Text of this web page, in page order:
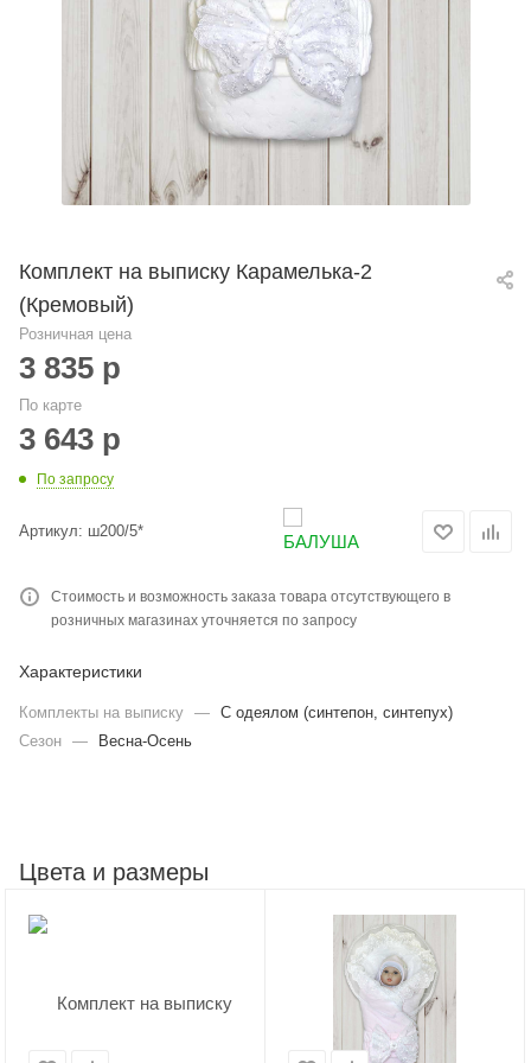
Комплект на выписку Карамелька-2
(Кремовый)
Розничная цена
3 835 р
По карте
3 643 р
По запросу
Артикул: ш200/5*
Стоимость и возможность заказа товара отсутствующего в
розничных магазинах уточняется по запросу
Характеристики
Комплекты на выписку — С одеялом (синтепон, синтепух)
Сезон — Весна-Осень
Цвета и размеры